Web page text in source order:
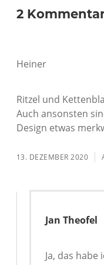
2
Heiner
Ritzel und
Auch ansonsten
Design etwas
13. DEZEMBER 2020
Jan Theofel
Ja, das